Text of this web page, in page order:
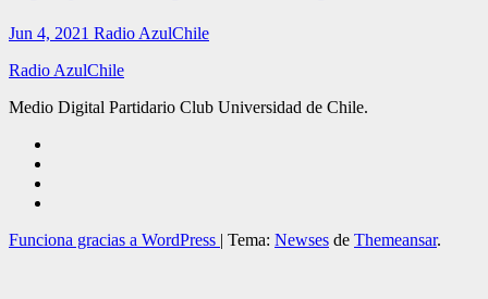
Jun 4, 2021 Radio AzulChile
Radio AzulChile
Medio Digital Partidario Club Universidad de Chile.
Funciona gracias a WordPress | Tema: Newses de Themeansar.